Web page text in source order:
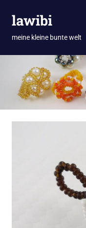
Inhaltlawibi
meine kleine bunte welt